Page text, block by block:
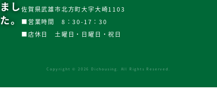
まし
た。
佐賀県武雄市北方町大字大崎1103
■営業時間 8：30-17：30
■店休日 土曜日・日曜日・祝日
Copyright © 2026 Dichousing. All Rights Reserved.